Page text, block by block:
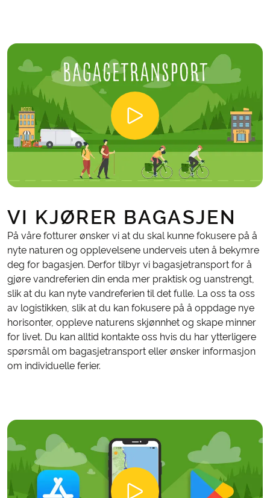
VI KJØRER BAGASJEN
På våre fotturer ønsker vi at du skal kunne fokusere på å
nyte naturen og opplevelsene underveis uten å bekymre
deg for bagasjen. Derfor tilbyr vi bagasjetransport for å
gjøre vandreferien din enda mer praktisk og uanstrengt,
slik at du kan nyte vandreferien til det fulle. La oss ta oss
av logistikken, slik at du kan fokusere på å oppdage nye
horisonter, oppleve naturens skjønnhet og skape minner
for livet. Du kan alltid kontakte oss hvis du har ytterligere
spørsmål om bagasjetransport eller ønsker informasjon
om individuelle ferier.